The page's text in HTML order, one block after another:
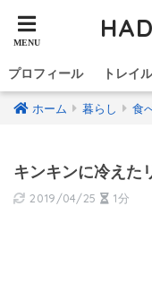
プロフィール トレイ
ホーム 暮らし 食
キンキンに冷えた
2019/04/25 1分